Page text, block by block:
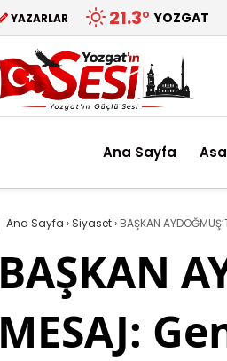
YAZARLAR 21.3° YOZGAT
Ana Sayfa
Ana Sayfa › Siyaset› BAŞKAN
BAŞKAN
MESAJ: